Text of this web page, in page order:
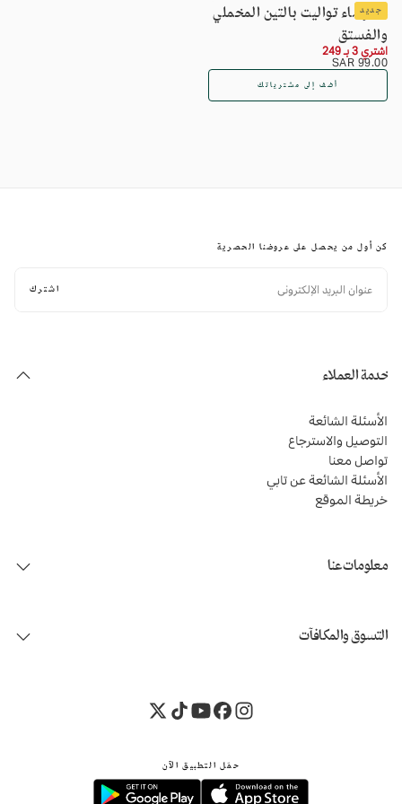
عطر ماء تواليت بالتين المخملي
والفستق
جديد
اشتري 3 بـ 249
99.00
SAR
السعر
العادي
99.00 SAR
أضف إلى مشترياتك
كن أول من يحصل على عروضنا الحصرية
الإلكتروني
اشترك
خدمة العملاء
الأسئلة الشائعة
التوصيل والاسترجاع
تواصل معنا
الأسئلة الشائعة عن تابي
خريطة الموقع
معلومات عنا
التسوق والمكافآت
حمّل التطبيق الآن